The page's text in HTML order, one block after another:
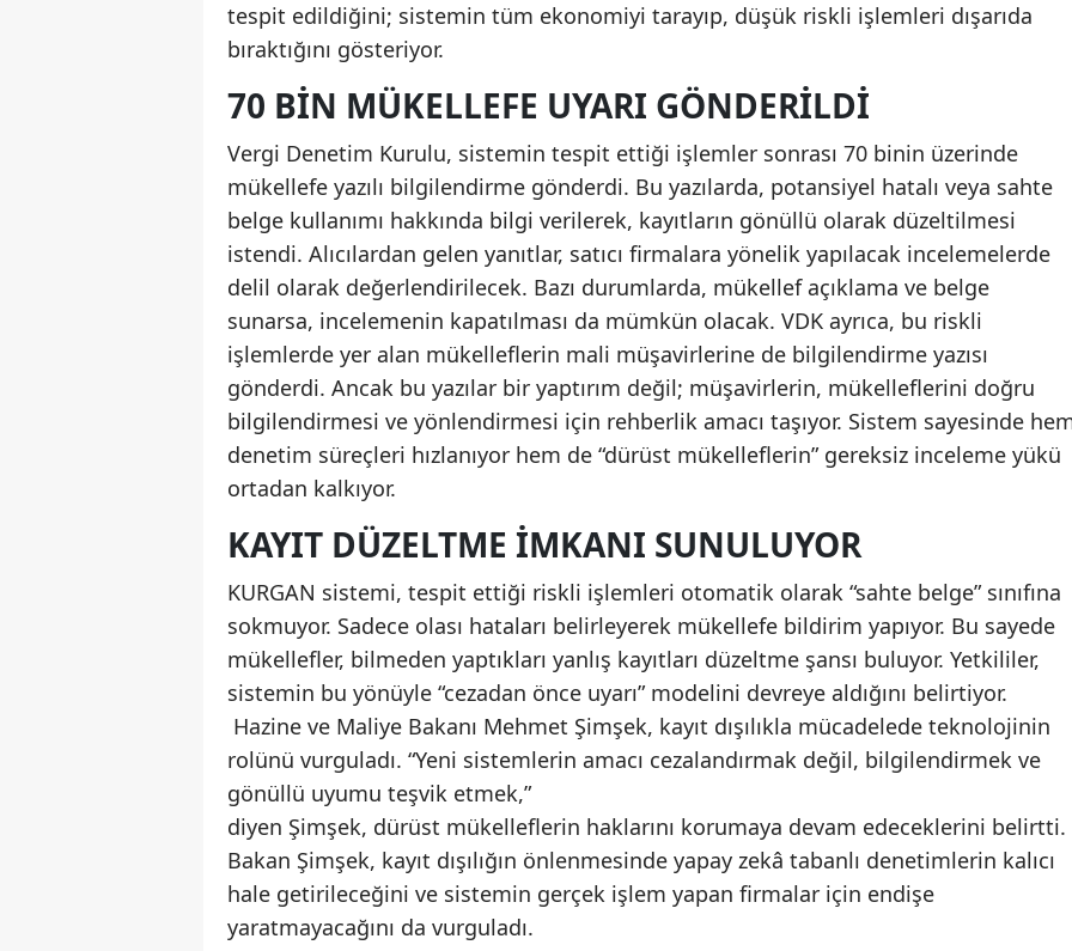
tespit edildiğini; sistemin tüm ekonomiyi tarayıp, düşük riskli işlemleri dışarıda
bıraktığını gösteriyor.
70 BIN MÜKELLEFE UYARI GÖNDERILDI
Vergi Denetim Kurulu, sistemin tespit ettiği işlemler sonrası 70 binin üzerinde
mükellefe yazılı bilgilendirme gönderdi. Bu yazılarda, potansiyel hatalı veya sahte
belge kullanımı hakkında bilgi verilerek, kayıtların gönüllü olarak düzeltilmesi
istendi. Alıcılardan gelen yanıtlar, satıcı firmalara yönelik yapılacak incelemelerde
delil olarak değerlendirilecek. Bazı durumlarda, mükellef açıklama ve belge
sunarsa, incelemenin kapatılması da mümkün olacak. VDK ayrıca, bu riskli
işlemlerde yer alan mükelleflerin mali müşavirlerine de bilgilendirme yazısı
gönderdi. Ancak bu yazılar bir yaptırım değil; müşavirlerin, mükelleflerini doğru
bilgilendirmesi ve yönlendirmesi için rehberlik amacı taşıyor. Sistem sayesinde
denetim süreçleri hızlanıyor hem de “dürüst mükelleflerin” gereksiz inceleme yükü
ortadan kalkıyor.
KAYIT DÜZELTME İMKANI SUNULUYOR
KURGAN sistemi, tespit ettiği riskli işlemleri otomatik olarak “sahte belge” sınıfına
sokmuyor. Sadece olası hataları belirleyerek mükellefe bildirim yapıyor. Bu sayede
mükellefler, bilmeden yaptıkları yanlış kayıtları düzeltme şansı buluyor. Yetkililer,
sistemin bu yönüyle “cezadan önce uyarı” modelini devreye aldığını belirtiyor.
Hazine ve Maliye Bakanı Mehmet Şimşek, kayıt dışılıkla mücadelede teknolojinin
rolünü vurguladı. “Yeni sistemlerin amacı cezalandırmak değil, bilgilendirmek ve
gönüllü uyumu teşvik etmek,”
diyen Şimşek, dürüst mükelleflerin haklarını korumaya devam edeceklerini belirtti.
Bakan Şimşek, kayıt dışılığın önlenmesinde yapay zekâ tabanlı denetimlerin kalıcı
hale getirileceğini ve sistemin gerçek işlem yapan firmalar için endişe
yaratmayacağını da vurguladı.